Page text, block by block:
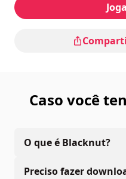
Caso você
O que é Blacknut?
Preciso fazer